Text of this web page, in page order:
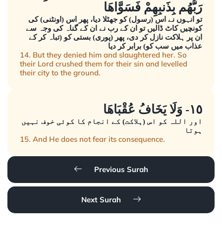
رَبُّهُم بِذَنبِهِمْ فَسَوَّاهَا
تو انہوں نے اس (رسول) کو جھٹلا دیا، پھر اس (اونٹنی) کی
کونچیں کاٹ ڈالیں تو ان کے رب نے ان کے گناہ کی وجہ سے
ان پر ہلاکت نازل کر دی، پھر (پوری) بستی کو (تباہ کر کے
عذاب میں سب کو) برابر کر دیا
14. But they denied him and slaughtered her. So
their Lord crushed them for their sin and levelled
their city to the ground.
١٥- وَلَا يَخَافُ عُقْبَاهَا
اور اللہ کو اس (ہلاکت) کے انجام کا کوئی خوف نہیں
ہوتا
15. And He does not fear its consequence.
Previous Surah
Next Surah